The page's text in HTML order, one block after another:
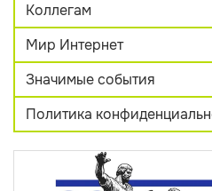
Коллегам
Мир Интернет
Значимые события
Политика